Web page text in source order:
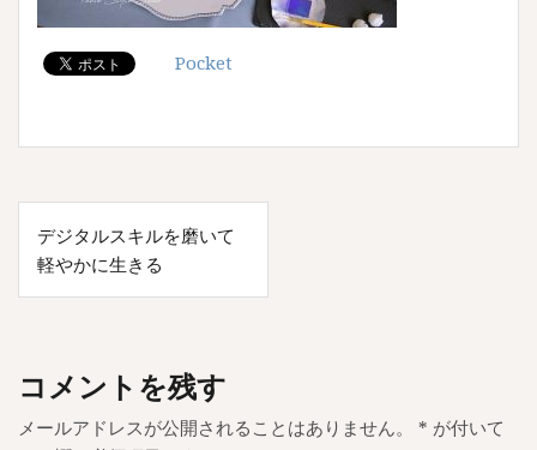
Pocket
投
稿
ナ
ゲ
ー
デジタルスキルを磨いて
軽やかに生きる
コメントを残す
メールアドレスが公開されることはありません。 * が付いて